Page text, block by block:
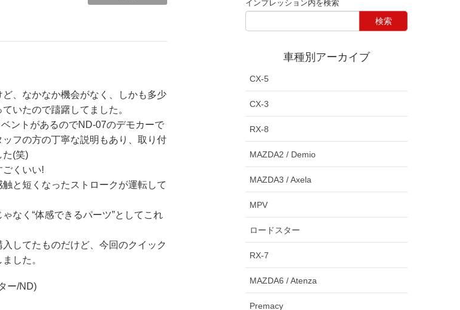
、なかなか機会がなく、しかも多少
いたので躊躇してました。
ントがあるのでND-07のデモカーで
フの方の丁寧な説明もあり、取り付
た(笑)
くいい!
触と短くなったストロークが運転して
なく“体感できるパーツ”としてこれ
してたものだけど、今回のクイック
した。
ー/ND)
インプレッション内を検索
車種別アーカイブ
CX-5
CX-3
RX-8
MAZDA2 / Demio
MAZDA3 / Axela
MPV
ロードスター
RX-7
MAZDA6 / Atenza
Premacy